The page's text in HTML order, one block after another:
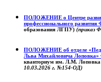
ПОЛОЖЕНИЕ о Центре
профессионального
образования ЛГПУ) (приказ
ПОЛОЖЕНИЕ об отделе
Льва Михайловича Лоповка»
кванториум им. Л.М.
10.03.2026 г. №154-ОД)